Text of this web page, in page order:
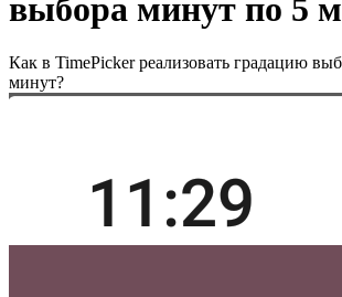
выбора минут по 5
Как в TimePicker реализовать градацию
минут?